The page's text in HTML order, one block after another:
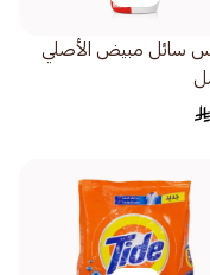
سائل مبيض الأصلي